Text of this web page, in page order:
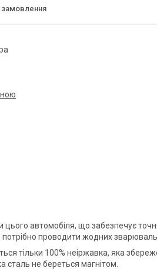
замовлення
автомобіля, що забезпечує
проводити жодних
тільки 100% неіржавка, яка
сталь не береться магнітом.